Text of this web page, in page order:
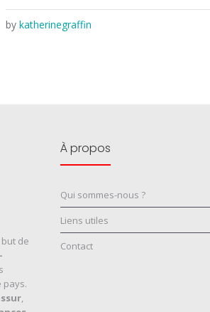
bykatherinegraffin
de
pays.
,
À propos
Qui sommes-nous ?
Liens utiles
Contact